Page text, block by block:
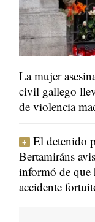
La mujer
civil gallego
de violencia
El detenido
Bertamiráns
informó de que
accidente